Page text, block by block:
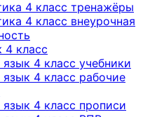
4 класс тренажёры
4 класс внеурочная
4 класс
4 класс учебники
язык 4 класс рабочие
язык 4 класс прописи